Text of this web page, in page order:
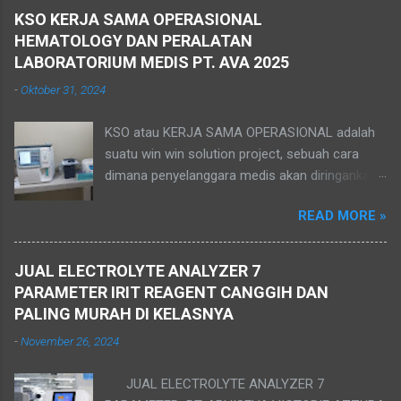
KSO KERJA SAMA OPERASIONAL
HEMATOLOGY DAN PERALATAN
LABORATORIUM MEDIS PT. AVA 2025
-Oktober 31, 2024
KSO atau KERJA SAMA OPERASIONAL adalah
suatu win win solution project, sebuah cara
dimana penyelanggara medis akan diringankan
pembuatan lab memerlukan cost yang cukup
besar. Dengan bekerjasama dengan pihak
ketiga, yang sedari awal mengkover kebutuhan
peralatan, tentu akan sangat membantu. KSO
juga bisa menjadi hak milik di akhir kontrak
pihak dan tidak memberatkan kedua belah
KSO atau KERJA SAMA OPERASIONAL adalah
READ MORE »
JUAL ELECTROLYTE ANALYZER 7
PARAMETER IRIT REAGENT CANGGIH DAN
PALING MURAH DI KELASNYA
-November 26, 2024
JUAL ELECTROLYTE ANALYZER 7